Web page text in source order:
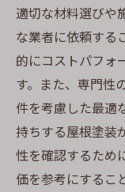
適切な材料選びや
な業者に依頼する
的にコストパフォ
す。また、専門性
件を考慮した最適
持ちする屋根塗装
性を確認するため
価を参考にするこ